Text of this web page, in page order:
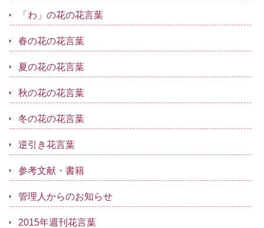
「わ」の花の花言葉
春の花の花言葉
夏の花の花言葉
秋の花の花言葉
冬の花の花言葉
逆引き花言葉
参考文献・書籍
管理人からのお知らせ
2015年週刊花言葉